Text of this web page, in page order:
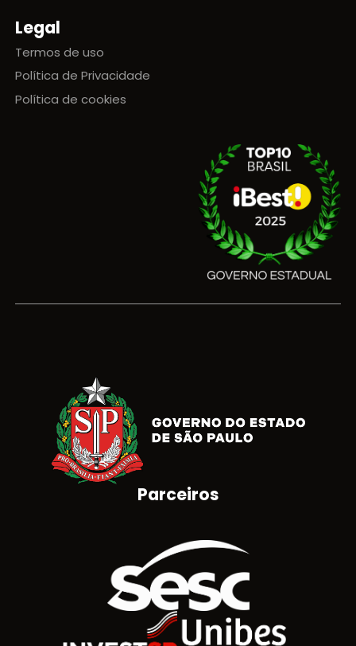
Legal
Termos de uso
Política de Privacidade
Política de cookies
Brasão do Estado de São Paulo
Parceiros
Logotipo SESC